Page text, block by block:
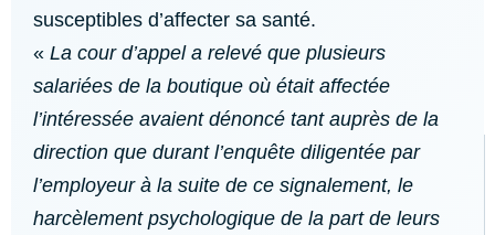
susceptibles d’affecter sa santé.
« La cour d’appel a relevé que plusieurs
salariées de la boutique où était affectée
l’intéressée avaient dénoncé tant auprès de la
direction que durant l’enquête diligentée par
l’employeur à la suite de ce signalement, le
harcèlement psychologique de la part de leurs